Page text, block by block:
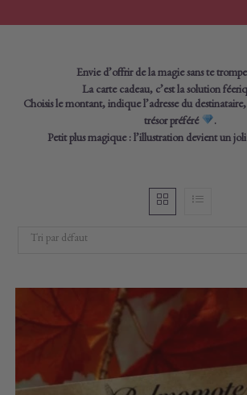
Envie d’offrir de la magie sans te
La carte cadeau, c’est la solution
Choisis le montant, indique l’adresse du
trésor préféré
.
Petit plus magique : l’illustration devient un
Tri par défaut